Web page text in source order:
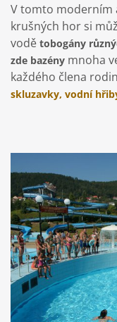
V tomto moderním
krušných hor si
vodě tobogány
zde bazény mnoha
každého člena
skluzavky, vodní